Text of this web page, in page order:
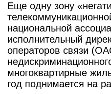
Еще одну зону
национальной
исполнительный
операторов связи
многоквартирные
год поднимается на